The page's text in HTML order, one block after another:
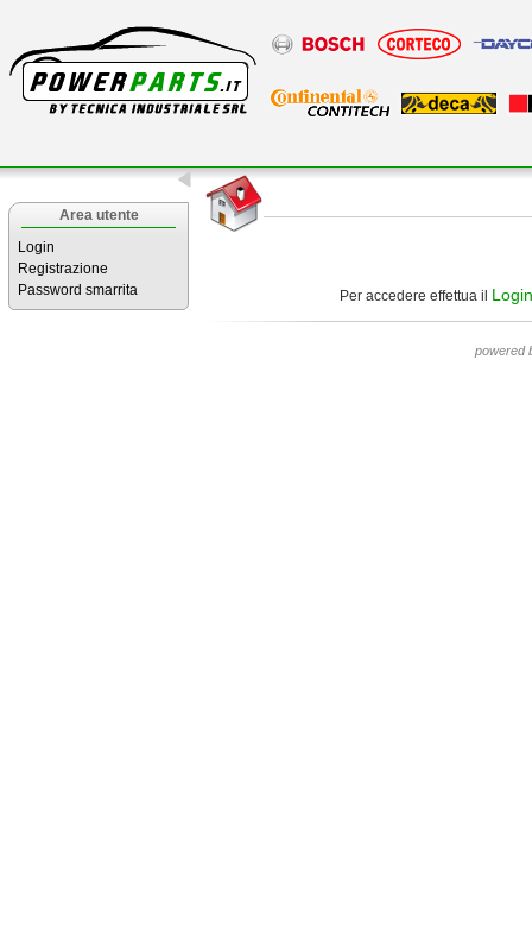
Area utente
Login
Registrazione
Password smarrita
Per accedere effettua il Login
powered